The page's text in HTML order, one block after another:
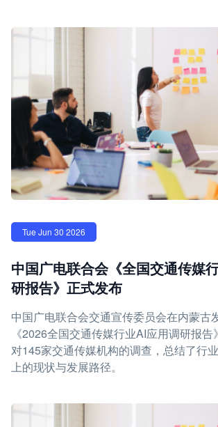
Tue Jun 30 2026
中国广电联合会《全国交通传媒
研报告》正式发布
中国广电联合会交通宣传委员会在内蒙古
《2026全国交通传媒行业AI应用调研报告
对145家交通传媒机构的调查，总结了行
上的现状与发展路径。